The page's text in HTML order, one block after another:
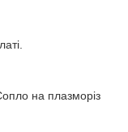
на плазморіз